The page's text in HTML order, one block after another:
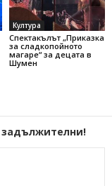
Култура
Спектакълът „Приказка
за сладкопойното
магаре“ за децата в
Шумен